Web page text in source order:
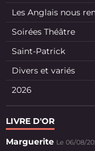
Les Anglais nous
Soirées Théâtre
Saint-Patrick
Divers et variés
2026
LIVRE D'OR
Marguerite Le 06/08/